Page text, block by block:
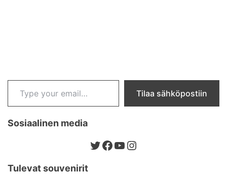
Type your email…
Tilaa sähköpostiin
Sosiaalinen media
Twitter
Facebook
YouTube
Instagram
Tulevat souvenirit